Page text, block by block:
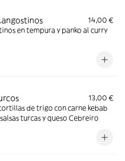
14,00 €
en tempura y panko al curry
13,00 €
de trigo con carne kebab
turcas y queso Cebreiro